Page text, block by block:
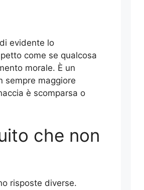
evidente lo
come se qualcosa
morale. È un
sempre maggiore
è scomparsa o
che non
risposte diverse.